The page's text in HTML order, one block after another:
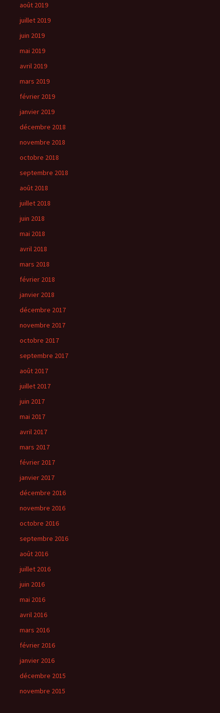
août 2019
juillet 2019
juin 2019
mai 2019
avril 2019
mars 2019
février 2019
janvier 2019
décembre 2018
novembre 2018
octobre 2018
septembre 2018
août 2018
juillet 2018
juin 2018
mai 2018
avril 2018
mars 2018
février 2018
janvier 2018
décembre 2017
novembre 2017
octobre 2017
septembre 2017
août 2017
juillet 2017
juin 2017
mai 2017
avril 2017
mars 2017
février 2017
janvier 2017
décembre 2016
novembre 2016
octobre 2016
septembre 2016
août 2016
juillet 2016
juin 2016
mai 2016
avril 2016
mars 2016
février 2016
janvier 2016
décembre 2015
novembre 2015